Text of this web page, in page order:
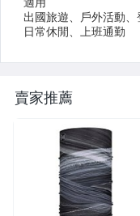
┌ 背 包．30 公 升 以 下
├ 背 包．30 公 升 以 上
├ GREGORY 背 包
└ 其 他 登 山 用 品
┌ 碗．杯．匙．筷．夾子
賣家推薦